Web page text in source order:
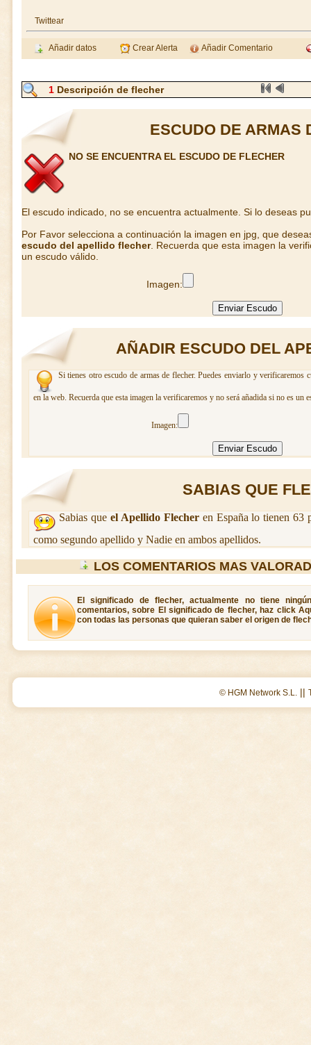
Twittear
Añadir datos Crear Alerta Añadir Comentario
1 Descripción de flecher
ESCUDO DE ARMAS
NO SE ENCUENTRA EL ESCUDO DE FLECHER
El escudo indicado, no se encuentra actualmente. Si lo deseas
Por Favor selecciona a continuación la imagen en jpg, que
escudo del apellido flecher. Recuerda que esta imagen la
un escudo válido.
Imagen:
AÑADIR ESCUDO DEL
Si tienes otro escudo de armas de flecher. Puedes enviarlo y verificaremos
en la web. Recuerda que esta imagen la verificaremos y no será añadida si no es un
Imagen:
SABIAS QUE
Sabias que el Apellido Flecheren España lo tienen 63
como segundo apellido y Nadie en ambos apellidos.
LOS COMENTARIOS MAS
El significado de flecher, actualmente no tiene
comentarios, sobre El significado de flecher, haz click
con todas las personas que quieran saber el origen de
© HGM Network S.L. ||